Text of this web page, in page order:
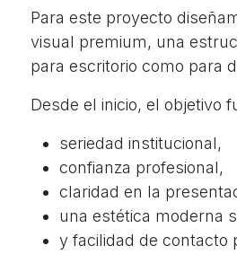
Para este proyecto
visual premium, una
para escritorio como para
Desde el inicio, el objetivo
seriedad institucional,
confianza profesional,
claridad en la
una estética moderna
y facilidad de contacto